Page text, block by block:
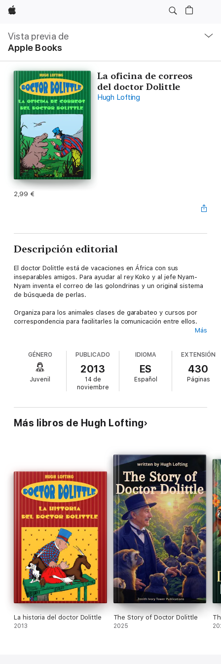
Apple
Vista previa de
Apple Books
local
Abrir
menú
La oficina de correos
del doctor Dolittle
Hugh Lofting
2,99 €
Descripción editorial
El doctor Dolittle está de vacaciones en África con sus
inseparables amigos. Para ayudar al rey Koko y al jefe Nyam-
Nyam inventa el correo de las golondrinas y un original sistema
de búsqueda de perlas.
Organiza para los animales clases de garabateo y cursos por
correspondencia para facilitarles la comunicación entre ellos.
que siempre los animales le ayudarán a salir airoso.
Más
GÉNERO
Juvenil
PUBLICADO
2013
14 de
noviembre
IDIOMA
ES
Español
EXTENSIÓN
430
Páginas
Más libros de Hugh Lofting
La historia del doctor Dolittle
2013
The Story of Doctor Dolittle
2025